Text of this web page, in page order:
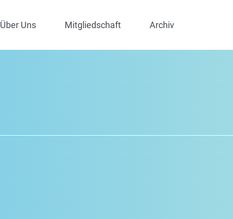
Über Uns Mitgliedschaft Archiv